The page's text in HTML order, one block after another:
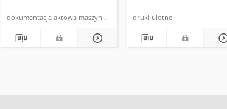
dokumentacja aktowa maszynopis powielonydruki ulotne